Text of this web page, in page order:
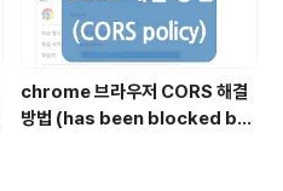
chrome 브라우저 CORS 해결
방법 (has been blocked by